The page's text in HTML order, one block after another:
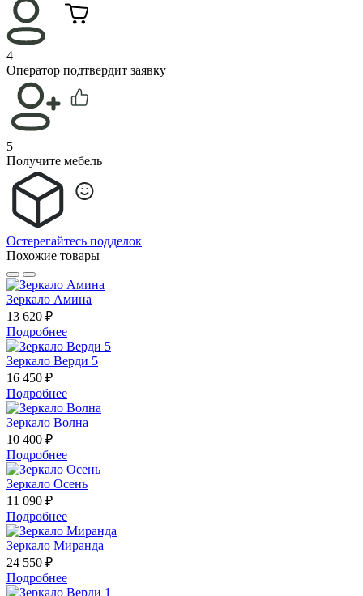
4
Оператор подтвердит заявку
5
Получите мебель
Остерегайтесь подделок
Похожие товары
Зеркало Амина
13 620 ₽
Подробнее
Зеркало Верди 5
16 450 ₽
Подробнее
Зеркало Волна
10 400 ₽
Подробнее
Зеркало Осень
11 090 ₽
Подробнее
Зеркало Миранда
24 550 ₽
Подробнее